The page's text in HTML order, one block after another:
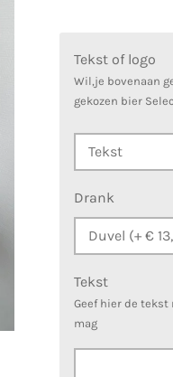
Tekst of logo
Wil,je bovenaan
gekozen bier
Drank
Tekst
Geef hier de tekst
mag